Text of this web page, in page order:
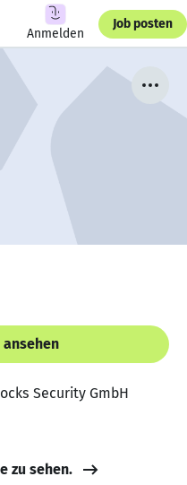
Anmelden
Job posten
ansehen
Security GmbH
zu sehen.